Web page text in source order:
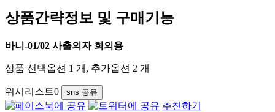
상품간략정보 및 구매기능
바니-01/02 사출의자 회의용
상품 선택옵션 1 개, 추가옵션 2 개
위시리스트0 sns 공유
추천하기